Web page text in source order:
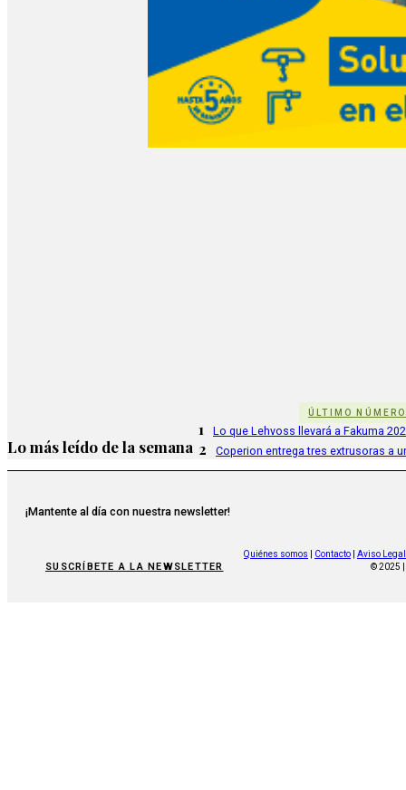
ÚLTIMO NÚMERO
Lo más leído de la semana
1 Lo que Lehvoss llevará a Fakuma
2 Coperion entrega tres extrusoras a
¡Mantente al día con nuestra newsletter!
SUSCRÍBETE A LA NEWSLETTER
Quiénes somos Contacto
Aviso Legal
© 2025